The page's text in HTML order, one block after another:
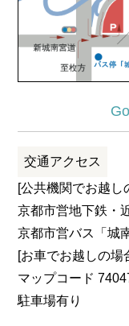
交通アクセス
[公共機関でお越し
京都市営地下鉄・
京都市営バス「
[お車でお越しの場
マップコード
駐車場有り